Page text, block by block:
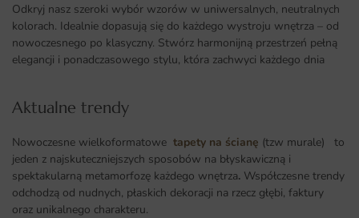
Odkryj nasz szeroki wybór wzorów w uniwersalnych, neutralnych
kolorach. Idealnie dopasują się do każdego wystroju wnętrza – od
nowoczesnego po klasyczny. Stwórz harmonijną przestrzeń pełną
elegancji i ponadczasowego stylu, która zachwyci każdego dnia
Aktualne trendy​
Nowoczesne wielkoformatowe tapety na ścianę (tzw murale) to
jeden z najskuteczniejszych sposobów na błyskawiczną i
spektakularną metamorfozę każdego wnętrza. Współczesne trendy
odchodzą od nudnych, płaskich dekoracji na rzecz głębi, faktury
oraz unikalnego charakteru.